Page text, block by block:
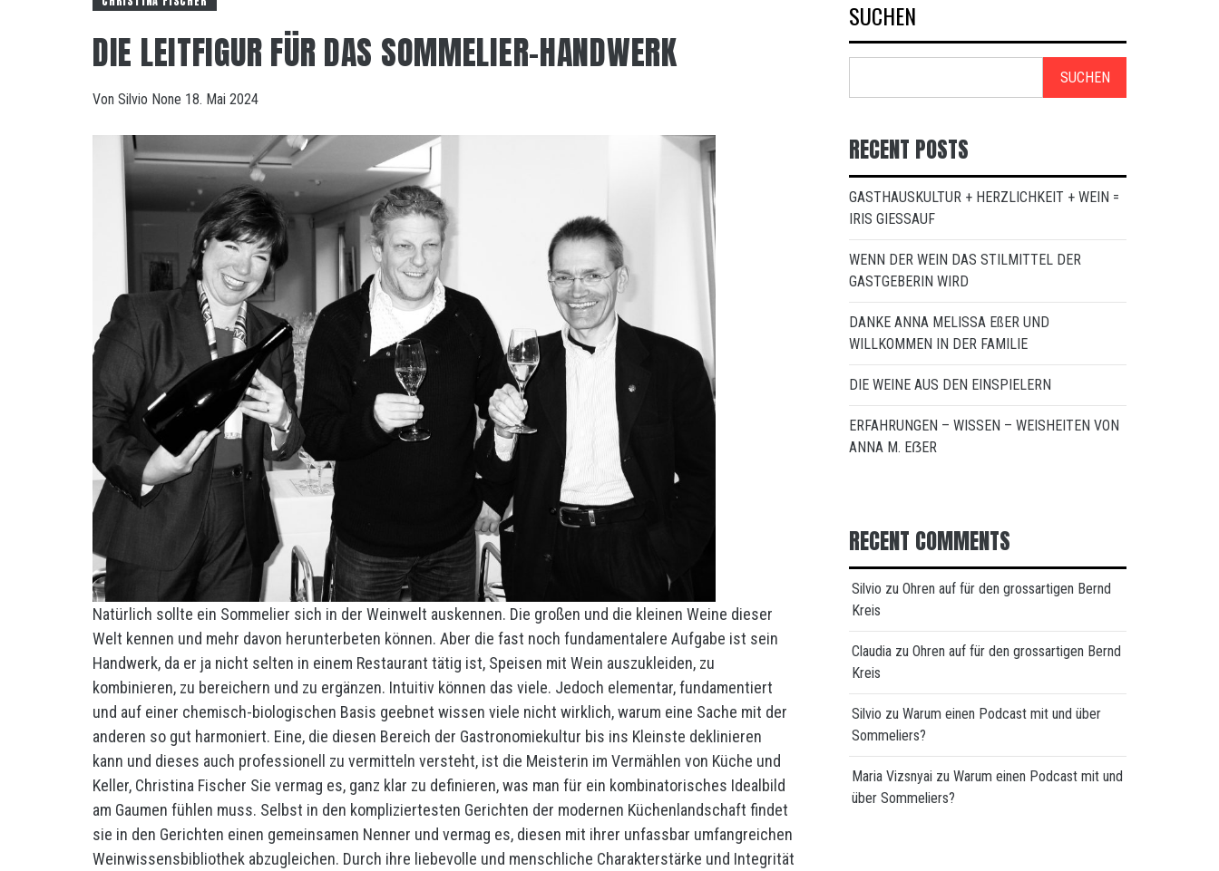
DIE LEITFIGUR FÜR DAS SOMMELIER-HANDWERK
Von Silvio None 18. Mai 2024
Natürlich sollte ein Sommelier sich in der Weinwelt auskennen. Die großen und die kleinen Weine dieser
Welt kennen und mehr davon herunterbeten können. Aber die fast noch fundamentalere Aufgabe ist sein
Handwerk, da er ja nicht selten in einem Restaurant tätig ist, Speisen mit Wein auszukleiden, zu
kombinieren, zu bereichern und zu ergänzen. Intuitiv können das viele. Jedoch elementar, fundamentiert
und auf einer chemisch-biologischen Basis geebnet wissen viele nicht wirklich, warum eine Sache mit der
anderen so gut harmoniert. Eine, die diesen Bereich der Gastronomiekultur bis ins Kleinste deklinieren
kann und dieses auch professionell zu vermitteln versteht, ist die Meisterin im Vermählen von Küche und
Keller, Christina Fischer Sie vermag es, ganz klar zu definieren, was man für ein kombinatorisches Idealbild
am Gaumen fühlen muss. Selbst in den kompliziertesten Gerichten der modernen Küchenlandschaft findet
sie in den Gerichten einen gemeinsamen Nenner und vermag es, diesen mit ihrer unfassbar umfangreichen
Weinwissensbibliothek abzugleichen. Durch ihre liebevolle und menschliche Charakterstärke und Integrität
SUCHEN
SUCHEN
RECENT POSTS
GASTHAUSKULTUR + HERZLICHKEIT + WEIN =
IRIS GIESSAUF
WENN DER WEIN DAS STILMITTEL DER
GASTGEBERIN WIRD
DANKE ANNA MELISSA EßER UND
WILLKOMMEN IN DER FAMILIE
DIE WEINE AUS DEN EINSPIELERN
ERFAHRUNGEN – WISSEN – WEISHEITEN VON
ANNA M. EẞER
RECENT COMMENTS
Silvio zu Ohren auf für den grossartigen Bernd
Kreis
Claudia zu Ohren auf für den grossartigen Bernd
Kreis
Silvio zu Warum einen Podcast mit und über
Sommeliers?
Maria Vizsnyai zu Warum einen Podcast mit und
über Sommeliers?